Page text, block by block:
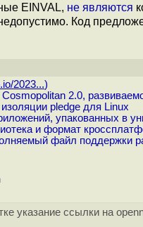
EINVAL, не являются
Код
2023...)
2.0,
pledge для Linux
упакованных в
и формат
файл поддержки
указание ссылки на